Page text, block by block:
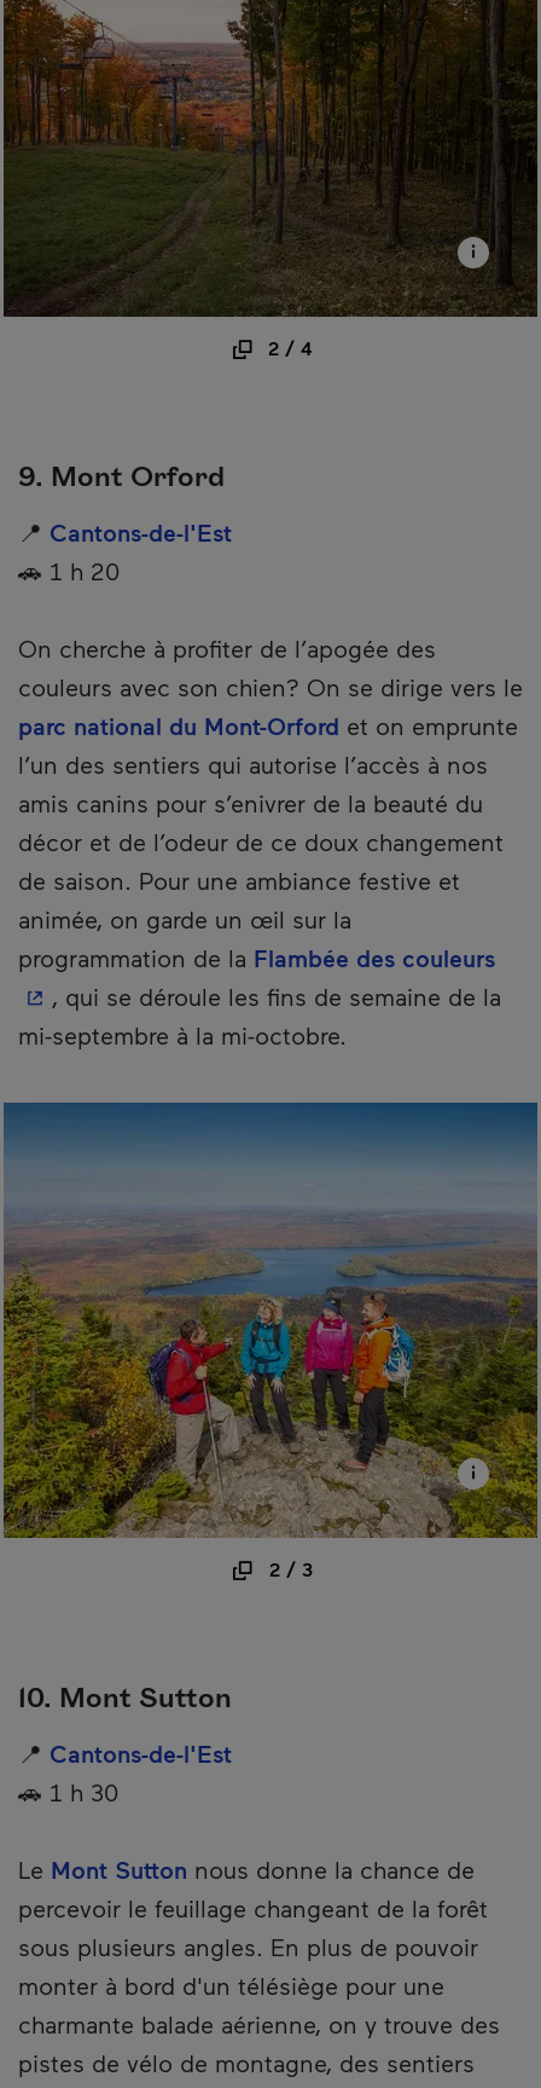
2 /4
9. Mont Orford
📍 Cantons-de-l'Est
🚗 1 h 20
On cherche à profiter de l’apogée des
couleurs avec son chien? On se dirige vers le
parc national du Mont-Orford et on emprunte
l’un des sentiers qui autorise l’accès à nos
amis canins pour s’enivrer de la beauté du
décor et de l’odeur de ce doux changement
de saison. Pour une ambiance festive et
animée, on garde un œil sur la
programmation de la Flambée des couleurs-
, qui se déroule les fins de semaine de la
mi-septembre à la mi-octobre.
2/ 3
10. Mont Sutton
📍 Cantons-de-l'Est
🚗 1 h 30
Le Mont Sutton nous donne la chance de
percevoir le feuillage changeant de la forêt
sous plusieurs angles. En plus de pouvoir
monter à bord d'un télésiège pour une
charmante balade aérienne, on y trouve des
pistes de vélo de montagne, des sentiers